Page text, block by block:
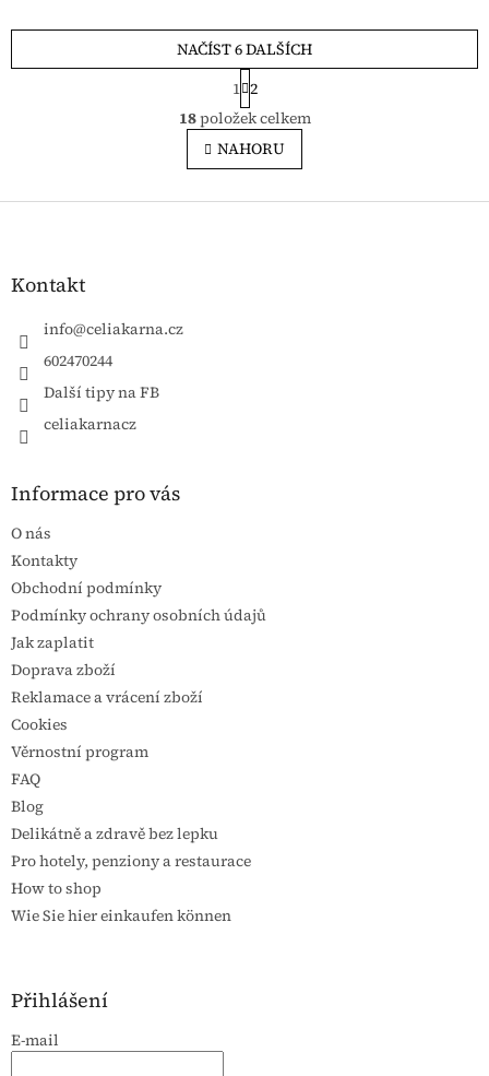
Ovládací prvky výpisu
NAČÍST 6 DALŠÍCH
Stránkování
1 2
18položek celkem
NAHORU
Zápatí
Kontakt
info@celiakarna.cz
602470244
Další tipy na FB
celiakarnacz
Informace pro vás
O nás
Kontakty
Obchodní podmínky
Podmínky ochrany osobních údajů
Jak zaplatit
Doprava zboží
Reklamace a vrácení zboží
Cookies
Věrnostní program
FAQ
Blog
Delikátně a zdravě bez lepku
Pro hotely, penziony a restaurace
How to shop
Wie Sie hier einkaufen können
Přihlášení
E-mail